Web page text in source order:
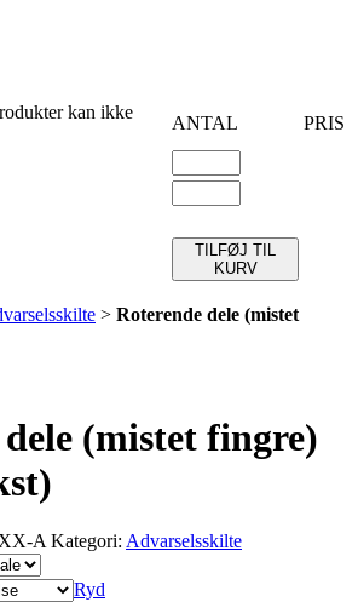
kan ikke
ANTAL PRIS
TILFØJ TIL
KURV
> Roterende dele (mistet
(mistet fingre)
A Kategori: Advarselsskilte
Ryd